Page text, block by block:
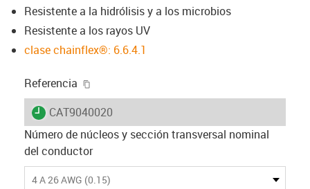
Resistente a la hidrólisis y a los microbios
Resistente a los rayos UV
clase chainflex®: 6.6.4.1
Referencia
igus-icon-lieferzeit
CAT9040020
Número de núcleos y sección transversal nominal
del conductor
4 A 26 AWG (0.15)